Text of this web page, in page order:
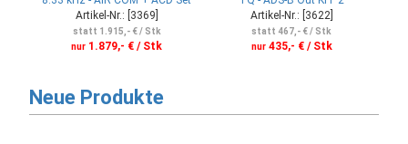
Artikel-Nr.: [3369]
statt 1.915,- € / Stk
nur 1.879,- € / Stk
Artikel-Nr.: [3622]
statt 467,- € / Stk
nur435,- € / Stk
Neue Produkte